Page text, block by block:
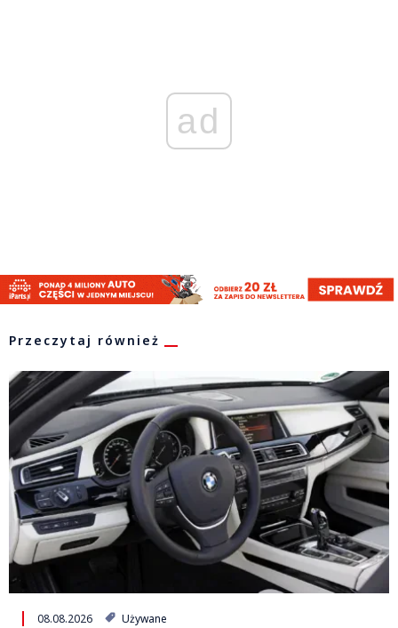
ad
Przeczytaj również
08.08.2026 Używane